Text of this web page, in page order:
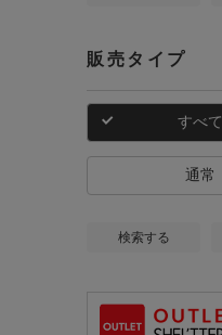
販売タイプ
すべて
通常
検索する